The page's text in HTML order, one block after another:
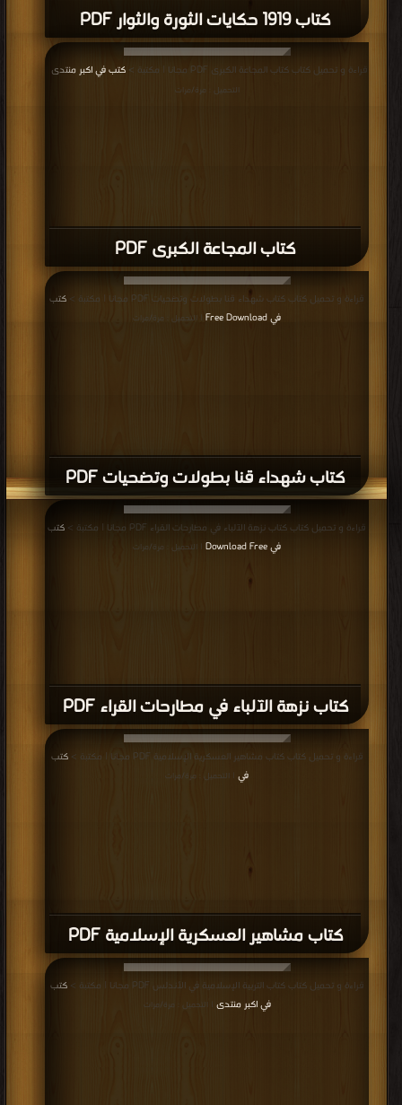
كتاب المجاعة الكبرى PDF
كتاب شهداء قنا بطولات وتضحيات PDF
قراءة و تحميل كتاب كتاب شهداء قنا بطولات وتضحيات PDF مجانا | مكتبة >
كتب
| التحميل : مرة/مرات
كتاب نزهة الآلباء في مطارحات القراء PDF
قراءة و تحميل كتاب كتاب نزهة الآلباء في مطارحات القراء PDF مجانا | مكتبة >
كتب
في Download Free
| التحميل : مرة/مرات
كتاب مشاهير العسكرية الإسلامية PDF
قراءة و تحميل كتاب كتاب مشاهير العسكرية الإسلامية PDF مجانا | مكتبة >
كتب
في| التحميل : مرة/مرات
كتاب التربية الإسلامية في الأندلس PDF
قراءة و تحميل كتاب كتاب التربية الإسلامية في الأندلس PDF مجانا | مكتبة >
كتب
في اكبر منتدى| التحميل : مرة/مرات
قراءة و تحميل كتاب كتاب بحوث تاريخية حضارية في بلاد تهامة والسراة من عصور ما
قبل الإسلام إلى العصرالحاضر PDF مجانا | مكتبة >
كتب في لينكات مباشرة